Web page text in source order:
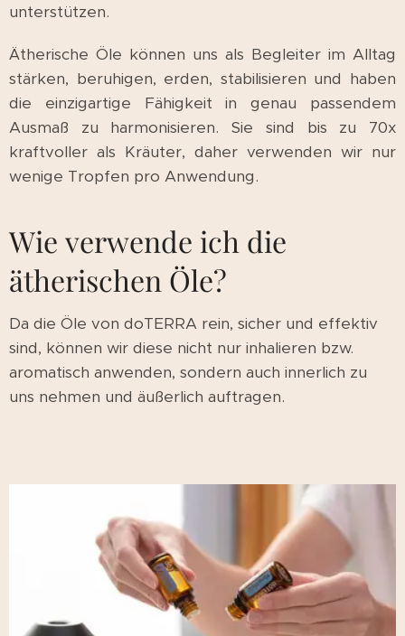
unterstützen.
Ätherische Öle können uns als Begleiter im Alltag
stärken, beruhigen, erden, stabilisieren und haben
die einzigartige Fähigkeit in genau passendem
Ausmaß zu harmonisieren. Sie sind bis zu 70x
kraftvoller als Kräuter, daher verwenden wir nur
wenige Tropfen pro Anwendung.
Wie verwende ich die
ätherischen Öle?
Da die Öle von doTERRA rein, sicher und effektiv
sind, können wir diese nicht nur inhalieren bzw.
aromatisch anwenden, sondern auch innerlich zu
uns nehmen und äußerlich auftragen.